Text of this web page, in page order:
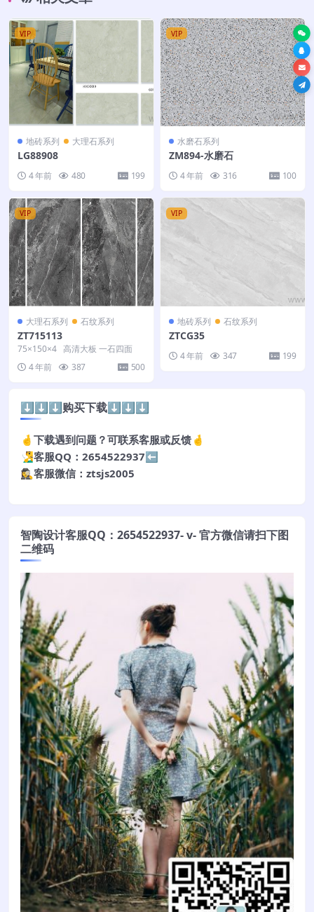
VIP
地砖系列 大理石系列
LG88908
4 年前 480 199
VIP
水磨石系列
ZM894-水磨石
4 年前 316 100
VIP
大理石系列 石纹系列
ZT715113
75×150×4 高清大板 一石四面
4 年前
387 500
VIP
地砖系列 石纹系列
ZTCG35
4 年前 347 199
⬇️⬇️⬇️购买下载⬇️⬇️⬇️
🤞下载遇到问题？可联系客服或反馈🤞
🧏‍♂️客服QQ：2654522937⬅️
🕵️‍♀️客服微信：ztsjs2005
智陶设计客服QQ：2654522937- v- 官方微信请扫下图
二维码